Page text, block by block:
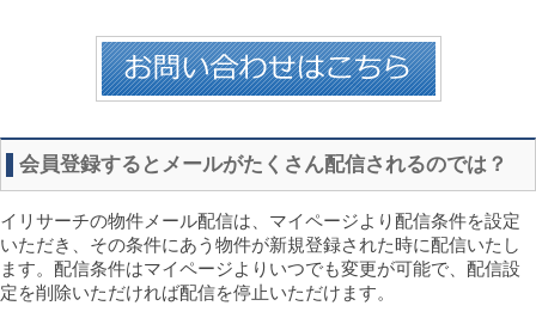
会員登録するとメールがたくさん配信されるのでは？
イリサーチの物件メール配信は、マイページより配信条件を設定
いただき、その条件にあう物件が新規登録された時に配信いたし
ます。配信条件はマイページよりいつでも変更が可能で、配信設
定を削除いただければ配信を停止いただけます。